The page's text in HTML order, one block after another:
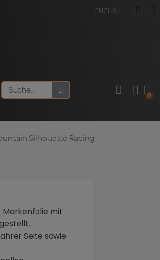
ENGLISH
Silhouette Racing
Markenfolie mit
Seite sowie